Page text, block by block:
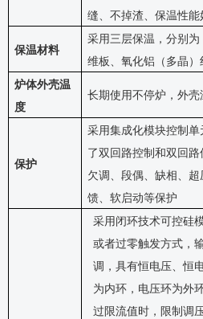
缝、不掉渣、保温性能
保温材料
采用三层保温，分别
维板、氧化铝（多晶）
炉体外壳温
度
长期使用不停炉，外壳
保护
采用集成化模块控制
了双回路控制和双回路
欠调、段偶、缺相、
馈、软启动等保护
采用 闭环技术可控硅
或者过零触发方式，
调，具有恒电压、恒
为内环，电压环为外
过限流值时，限制调